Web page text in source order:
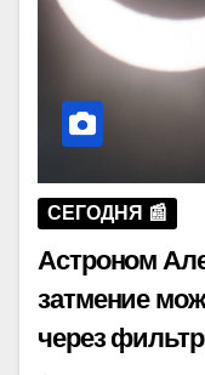
СЕГОДНЯ 📰
Астроном
затмение
через